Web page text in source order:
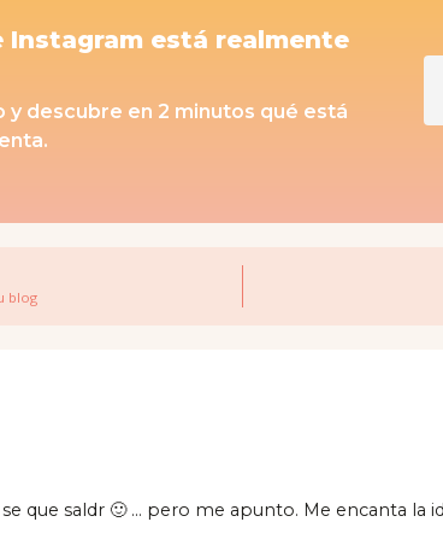
Instagram está realmente
y descubre en 2 minutos qué está
blog
que saldr 🙂 … pero me apunto. Me encanta la